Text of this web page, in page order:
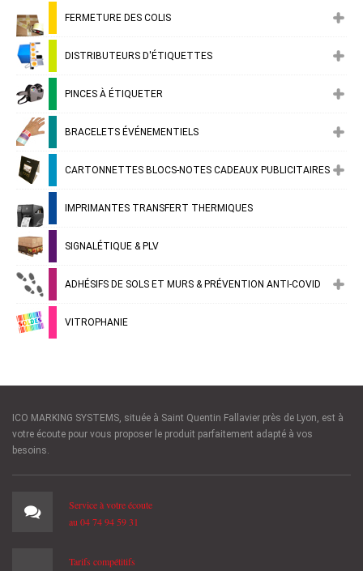
FERMETURE DES COLIS
DISTRIBUTEURS D'ÉTIQUETTES
PINCES À ÉTIQUETER
BRACELETS ÉVÉNEMENTIELS
CARTONNETTES BLOCS-NOTES CADEAUX PUBLICITAIRES
IMPRIMANTES TRANSFERT THERMIQUES
SIGNALÉTIQUE & PLV
ADHÉSIFS DE SOLS ET MURS & PRÉVENTION ANTI-COVID
VITROPHANIE
ICO MARKING SYSTEMS, située à Saint Quentin Fallavier près de Lyon, est à
votre écoute pour vous proposer le produit parfaitement adapté à vos
besoins.
Service à votre écoute
au 04 74 94 59 31
Tarifs compétitifs